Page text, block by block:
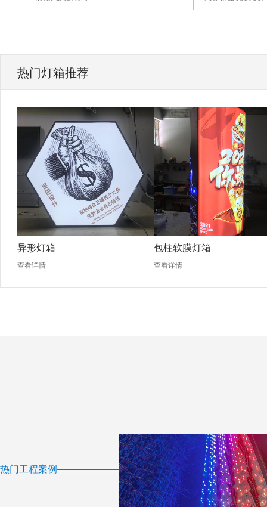
热门灯箱推荐
异形灯箱
查看详情
包柱软膜灯箱
查看详情
热门工程案例